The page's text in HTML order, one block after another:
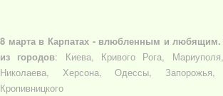
8 марта в Карпатах - влюбленным и любящим.
из городов: Киева, Кривого Рога,
Николаева, Херсона, Одессы, Запорожья,
Кропивницкого